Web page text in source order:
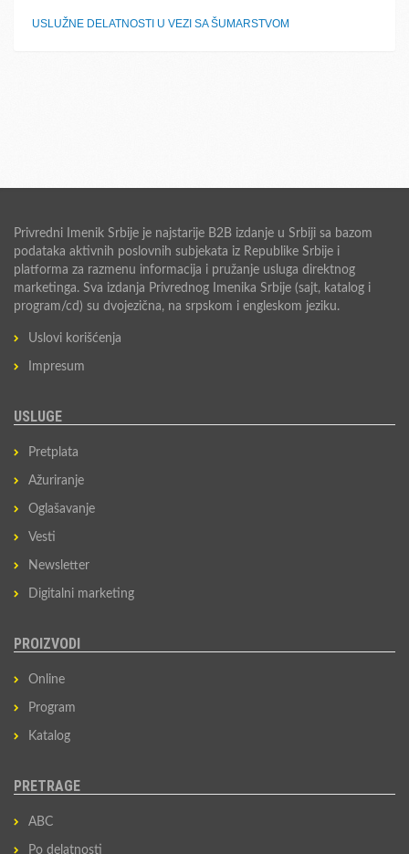
USLUŽNE DELATNOSTI U VEZI SA ŠUMARSTVOM
Privredni Imenik Srbije je najstarije B2B izdanje u Srbiji sa bazom
podataka aktivnih poslovnih subjekata iz Republike Srbije i
platforma za razmenu informacija i pružanje usluga direktnog
marketinga. Sva izdanja Privrednog Imenika Srbije (sajt, katalog i
program/cd) su dvojezična, na srpskom i engleskom jeziku.
Uslovi korišćenja
Impresum
USLUGE
Pretplata
Ažuriranje
Oglašavanje
Vesti
Newsletter
Digitalni marketing
PROIZVODI
Online
Program
Katalog
PRETRAGE
ABC
Po delatnosti